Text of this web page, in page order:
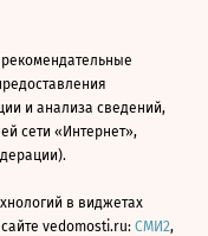
и анализа сведений,
сети «Интернет»,
в виджетах
vedomosti.ru: СМИ2,